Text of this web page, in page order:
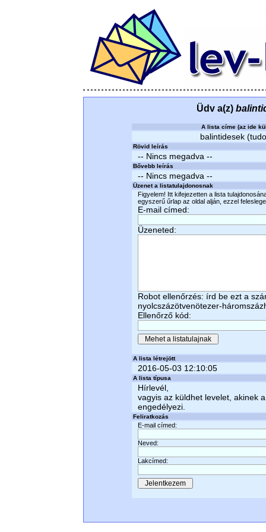
Üdv a(z)
A lista címe (az ide
balintidesek
Rövid leírás
-- Nincs megadva --
Bővebb leírás
-- Nincs megadva --
Üzenet a listatulajdonosnak
Figyelem! Itt kifejezetten a lista
egyszerű űrlap az oldal alján, ezzel
E-mail címed:
Üzeneted:
Robot ellenőrzés: írd be ezt a
nyolcszázötvenötezer-
Ellenőrző kód:
A lista létrejött
2016-05-03 12:10:05
A lista típusa
Hírlevél,
vagyis az küldhet levelet, akinek
engedélyezi.
Feliratkozás
E-mail címed:
Neved:
Lakcímed: